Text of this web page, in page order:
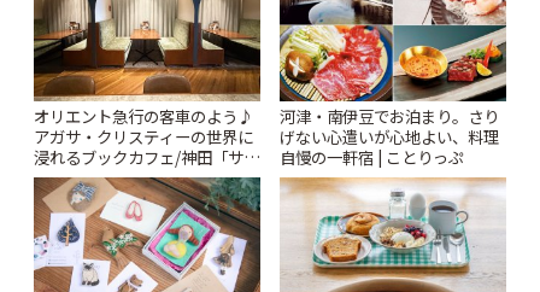
オリエント急行の客車のよう♪
アガサ・クリスティーの世界に
浸れるブックカフェ/神田「サロ
ンクリスティ」 | ことりっぷ
河津・南伊豆でお泊まり。さり
げない心遣いが心地よい、料理
自慢の一軒宿 | ことりっぷ